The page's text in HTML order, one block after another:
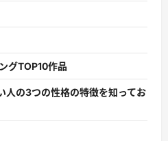
グTOP10作品
人の3つの性格の特徴を知ってお